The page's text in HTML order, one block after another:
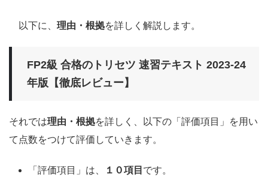
以下に、 理由・根拠を詳しく解説します。
FP2級 合格のトリセツ 速習テキスト 2023-24
年版【徹底レビュー】
それでは理由・根拠を詳しく、以下の「評価項目」を用い
て点数をつけて評価していきます。
「評価項目」は、 １０項目 です。